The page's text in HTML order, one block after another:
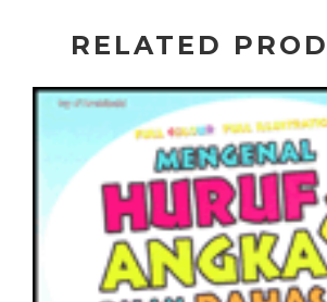
RELATED